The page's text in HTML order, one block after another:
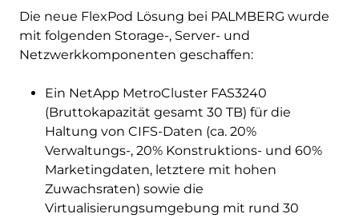
Die neue FlexPod Lösung bei PALMBERG wurde
mit folgenden Storage-, Server- und
Netzwerkkomponenten geschaffen:
Ein NetApp MetroCluster FAS3240
(Bruttokapazität gesamt 30 TB) für die
Haltung von CIFS-Daten (ca. 20%
Verwaltungs-, 20% Konstruktions- und 60%
Marketingdaten, letztere mit hohen
Zuwachsraten) sowie die
Virtualisierungsumgebung mit rund 30